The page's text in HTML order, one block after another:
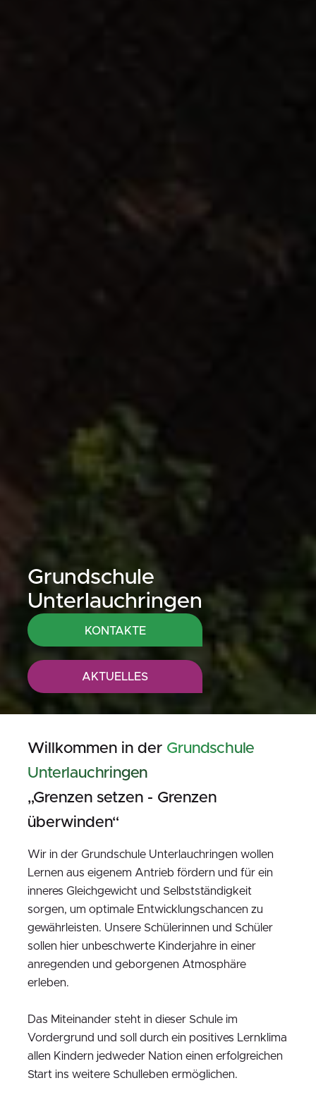
Grundschule
Unterlauchringen
KONTAKTE
AKTUELLES
Willkommen in der Grundschule
Unterlauchringen
„Grenzen setzen - Grenzen
überwinden“
Wir in der Grundschule Unterlauchringen wollen
Lernen aus eigenem Antrieb fördern und für ein
inneres Gleichgewicht und Selbstständigkeit
sorgen, um optimale Entwicklungschancen zu
gewährleisten. Unsere Schülerinnen und Schüler
sollen hier unbeschwerte Kinderjahre in einer
anregenden und geborgenen Atmosphäre
erleben.
Das Miteinander steht in dieser Schule im
Vordergrund und soll durch ein positives Lernklima
allen Kindern jedweder Nation einen erfolgreichen
Start ins weitere Schulleben ermöglichen.